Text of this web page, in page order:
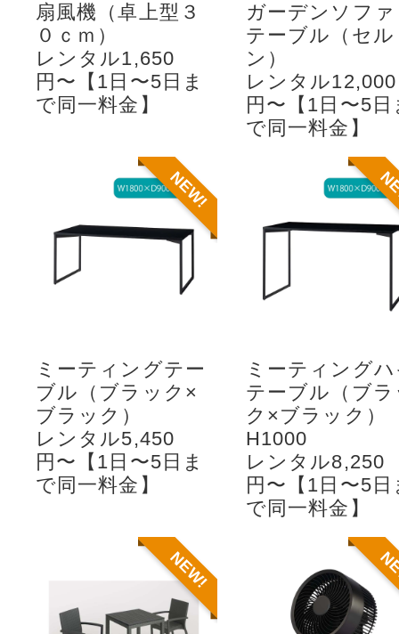
扇風機（卓上型３
０ｃｍ）
レンタル1,650
円〜【1日〜5日ま
で同一料金】
ガーデンソファ
テーブル（セル
ン）
レンタル12,000
円〜【1日〜5日
で同一料金】
ミーティングテー
ブル（ブラック×
ブラック）
レンタル5,450
円〜【1日〜5日ま
で同一料金】
NEW!
ミーティング
テーブル（ブラ
ク×ブラック）
H1000
レンタル8,250
円〜【1日〜5日
で同一料金】
NEW!